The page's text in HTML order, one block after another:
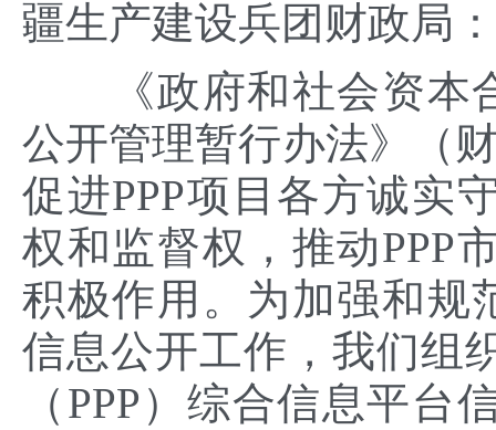
疆生产建设兵团财政局：
《政府和社会资本合
公开管理暂行办法》（
促进PPP项目各方诚实
权和监督权，推动PPP
积极作用。为加强和规
信息公开工作，我们组
（PPP）综合信息平